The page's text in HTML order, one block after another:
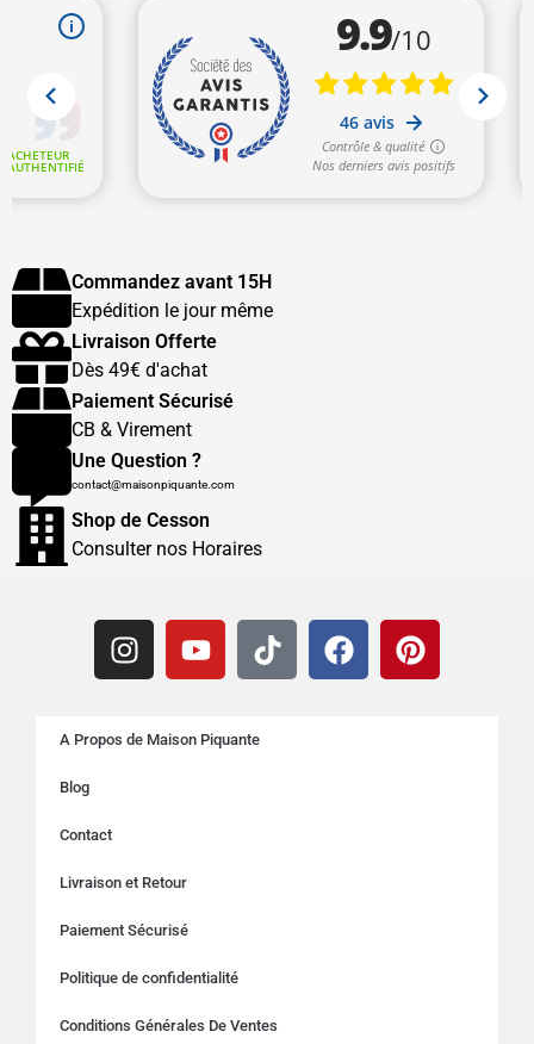
Commandez avant 15H
Expédition le jour même
Livraison Offerte
Dès 49€ d'achat
Paiement Sécurisé
CB & Virement
Une Question ?
contact@maisonpiquante.com
Shop de Cesson
Consulter nos Horaires
A Propos de Maison Piquante
Blog
Contact
Livraison et Retour
Paiement Sécurisé
Politique de confidentialité
Conditions Générales De Ventes